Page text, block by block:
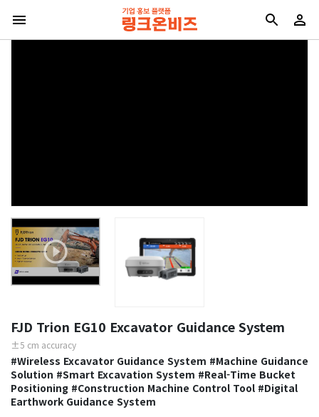
FJD Trion EG10 Excavator Guidance System
±5 cm accuracy
#Wireless Excavator Guidance System #Machine Guidance
Solution #Smart Excavation System #Real-Time Bucket
Positioning #Construction Machine Control Tool #Digital
Earthwork Guidance System